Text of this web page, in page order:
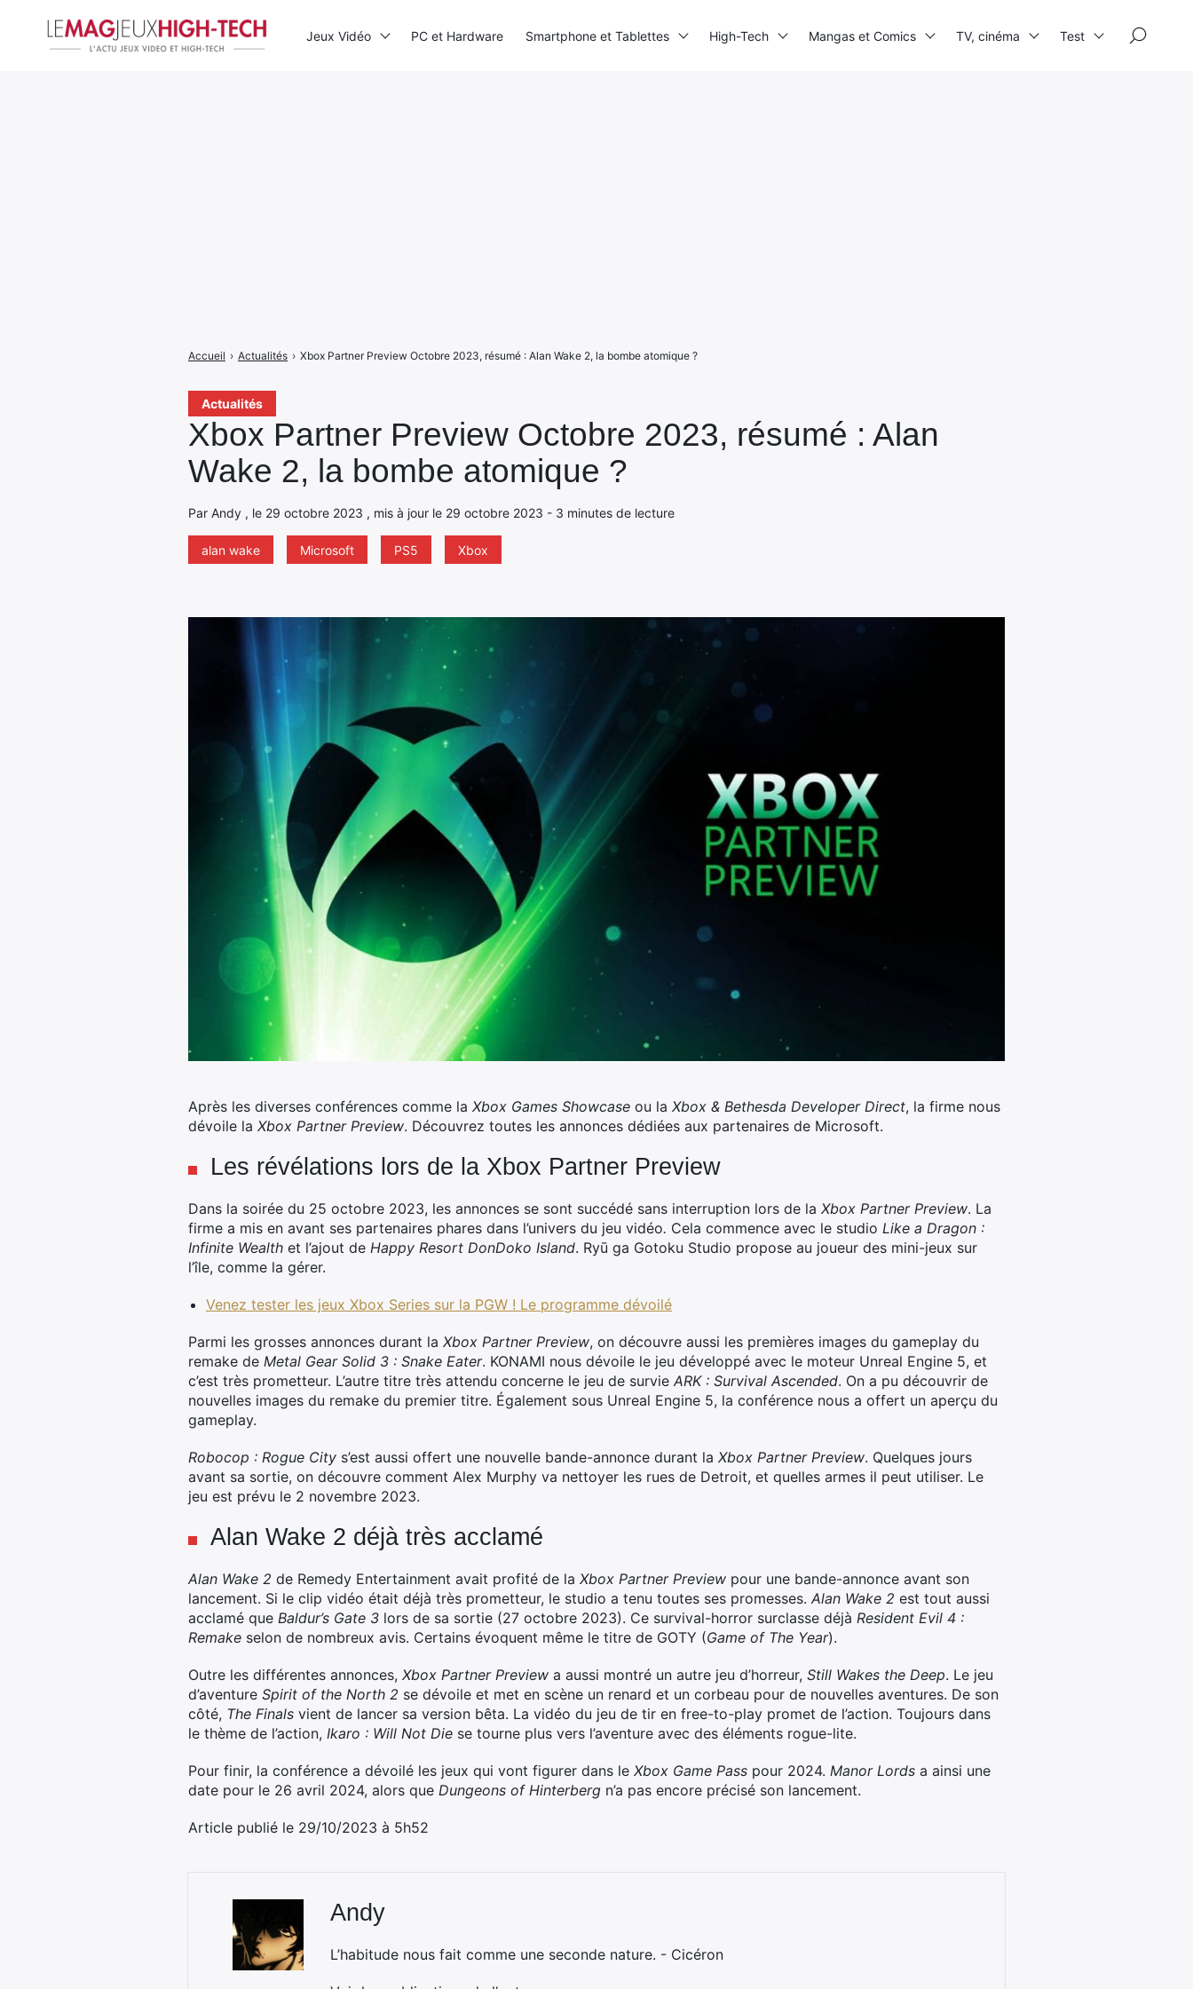
Actualités
Xbox Partner Preview Octobre 2023, résumé : Alan
Wake 2, la bombe atomique ?
Par Andy , le 29 octobre 2023 , mis à jour le 29 octobre 2023 - 3 minutes de lecture
alan wake Microsoft PS5 Xbox
Accueil › Actualités › Xbox Partner Preview Octobre 2023, résumé : Alan Wake 2, la bombe atomique ?
Après les diverses conférences comme la Xbox Games Showcase ou la Xbox & Bethesda Developer Direct, la firme nous
dévoile la Xbox Partner Preview. Découvrez toutes les annonces dédiées aux partenaires de Microsoft.
Les révélations lors de la Xbox Partner Preview
Dans la soirée du 25 octobre 2023, les annonces se sont succédé sans interruption lors de la Xbox Partner Preview. La
firme a mis en avant ses partenaires phares dans l’univers du jeu vidéo. Cela commence avec le studio Like a Dragon :
Infinite Wealth et l’ajout de Happy Resort DonDoko Island. Ryū ga Gotoku Studio propose au joueur des mini-jeux sur
l’île, comme la gérer.
Venez tester les jeux Xbox Series sur la PGW ! Le programme dévoilé
Parmi les grosses annonces durant la Xbox Partner Preview, on découvre aussi les premières images du gameplay du
remake de Metal Gear Solid 3 : Snake Eater. KONAMI nous dévoile le jeu développé avec le moteur Unreal Engine 5, et
c’est très prometteur. L’autre titre très attendu concerne le jeu de survie ARK : Survival Ascended. On a pu découvrir de
nouvelles images du remake du premier titre. Également sous Unreal Engine 5, la conférence nous a offert un aperçu du
gameplay.
Robocop : Rogue City s’est aussi offert une nouvelle bande-annonce durant la Xbox Partner Preview. Quelques jours
avant sa sortie, on découvre comment Alex Murphy va nettoyer les rues de Detroit, et quelles armes il peut utiliser. Le
jeu est prévu le 2 novembre 2023.
Alan Wake 2 déjà très acclamé
Alan Wake 2 de Remedy Entertainment avait profité de la Xbox Partner Preview pour une bande-annonce avant son
lancement. Si le clip vidéo était déjà très prometteur, le studio a tenu toutes ses promesses. Alan Wake 2 est tout aussi
acclamé que Baldur’s Gate 3 lors de sa sortie (27 octobre 2023). Ce survival-horror surclasse déjà Resident Evil 4 :
Remake selon de nombreux avis. Certains évoquent même le titre de GOTY (Game of The Year).
Outre les différentes annonces, Xbox Partner Preview a aussi montré un autre jeu d’horreur, Still Wakes the Deep. Le jeu
d’aventure Spirit of the North 2 se dévoile et met en scène un renard et un corbeau pour de nouvelles aventures. De son
côté, The Finals vient de lancer sa version bêta. La vidéo du jeu de tir en free-to-play promet de l’action. Toujours dans
le thème de l’action, Ikaro : Will Not Die se tourne plus vers l’aventure avec des éléments rogue-lite.
Pour finir, la conférence a dévoilé les jeux qui vont figurer dans le Xbox Game Pass pour 2024. Manor Lords a ainsi une
date pour le 26 avril 2024, alors que Dungeons of Hinterberg n’a pas encore précisé son lancement.
Article publié le 29/10/2023 à 5h52
Andy
L’habitude nous fait comme une seconde nature. - Cicéron
Jeux Vidéo PC et Hardware Smartphone et Tablettes High-Tech Mangas et Comics TV, cinéma Test